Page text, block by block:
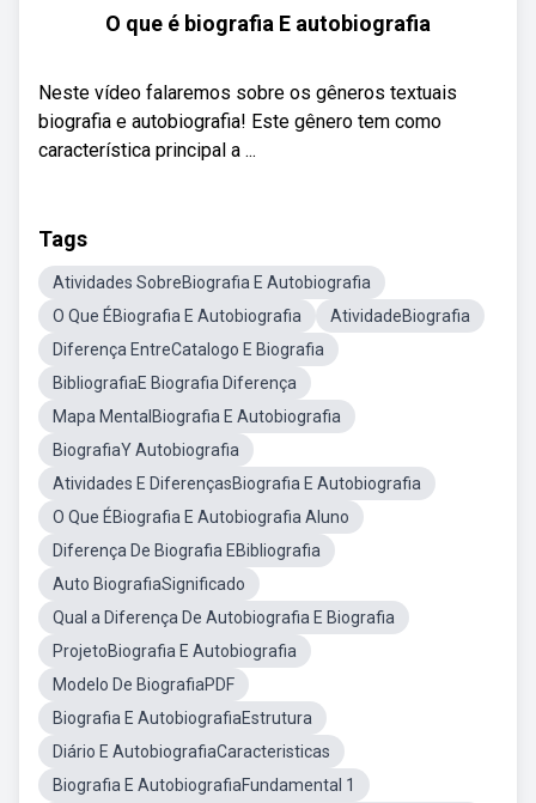
O que é biografia E autobiografia
Neste vídeo falaremos sobre os gêneros textuais
biografia e autobiografia! Este gênero tem como
característica principal a ...
Tags
Atividades SobreBiografia E Autobiografia
O Que ÉBiografia E Autobiografia
AtividadeBiografia
Diferença EntreCatalogo E Biografia
BibliografiaE Biografia Diferença
Mapa MentalBiografia E Autobiografia
BiografiaY Autobiografia
Atividades E DiferençasBiografia E Autobiografia
O Que ÉBiografia E Autobiografia Aluno
Diferença De Biografia EBibliografia
Auto BiografiaSignificado
Qual a Diferença De Autobiografia E Biografia
ProjetoBiografia E Autobiografia
Modelo De BiografiaPDF
Biografia E AutobiografiaEstrutura
Diário E AutobiografiaCaracteristicas
Biografia E AutobiografiaFundamental 1